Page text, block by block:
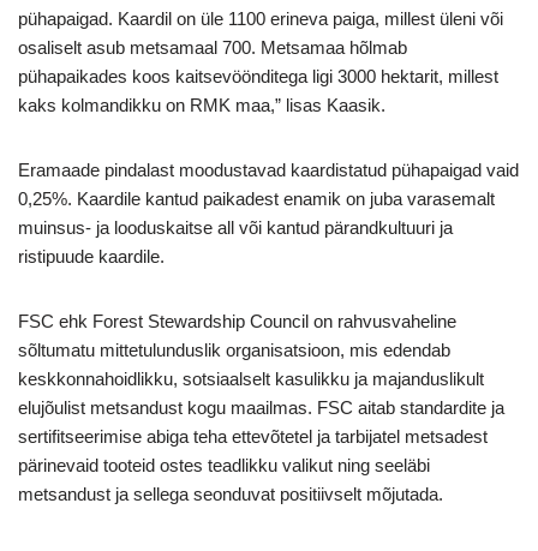
pühapaigad. Kaardil on üle 1100 erineva paiga, millest üleni või
osaliselt asub metsamaal 700. Metsamaa hõlmab
pühapaikades koos kaitsevöönditega ligi 3000 hektarit, millest
kaks kolmandikku on RMK maa,” lisas Kaasik.
Eramaade pindalast moodustavad kaardistatud pühapaigad vaid
0,25%. Kaardile kantud paikadest enamik on juba varasemalt
muinsus- ja looduskaitse all või kantud pärandkultuuri ja
ristipuude kaardile.
FSC ehk Forest Stewardship Council on rahvusvaheline
sõltumatu mittetulunduslik organisatsioon, mis edendab
keskkonnahoidlikku, sotsiaalselt kasulikku ja majanduslikult
elujõulist metsandust kogu maailmas. FSC aitab standardite ja
sertifitseerimise abiga teha ettevõtetel ja tarbijatel metsadest
pärinevaid tooteid ostes teadlikku valikut ning seeläbi
metsandust ja sellega seonduvat positiivselt mõjutada.